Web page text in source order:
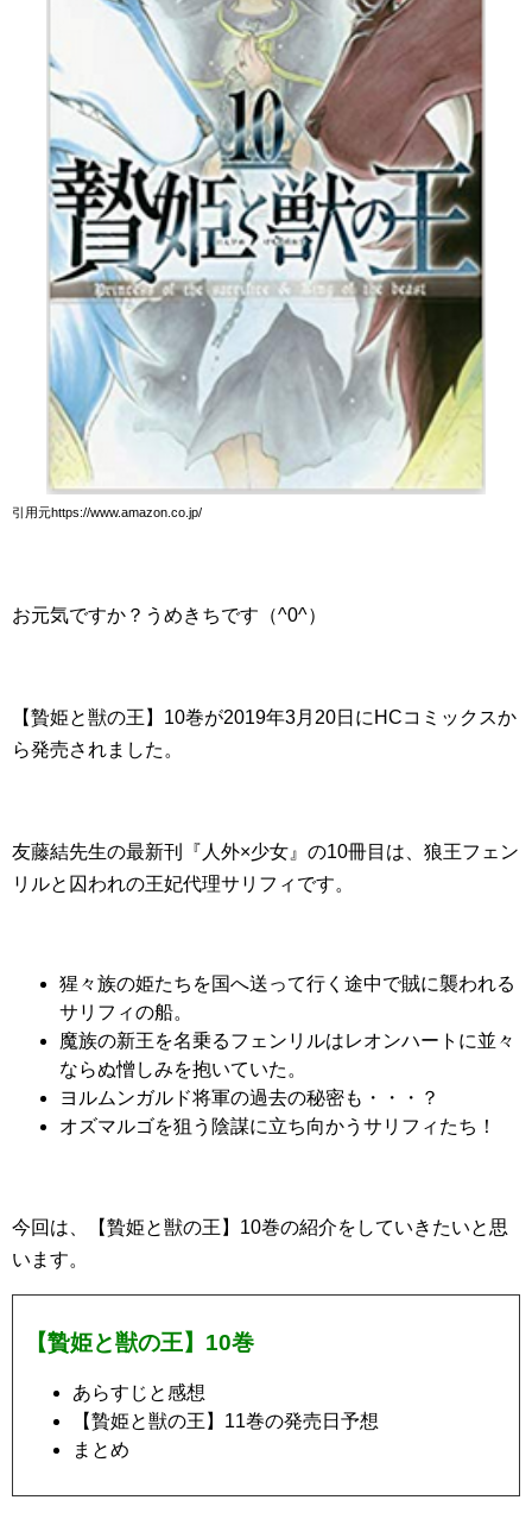
引用元https://www.amazon.co.jp/
お元気ですか？うめきちです（^0^）
【贄姫と獣の王】10巻が2019年3月20日にHCコミックスか
ら発売されました。
友藤結先生の最新刊『人外×少女』の10冊目は、狼王フェン
リルと囚われの王妃代理サリフィです。
猩々族の姫たちを国へ送って行く途中で賊に襲われる
サリフィの船。
魔族の新王を名乗るフェンリルはレオンハートに並々
ならぬ憎しみを抱いていた。
ヨルムンガルド将軍の過去の秘密も・・・？
オズマルゴを狙う陰謀に立ち向かうサリフィたち！
今回は、【贄姫と獣の王】10巻の紹介をしていきたいと思
います。
【贄姫と獣の王】10巻
あらすじと感想
【贄姫と獣の王】11巻の発売日予想
まとめ